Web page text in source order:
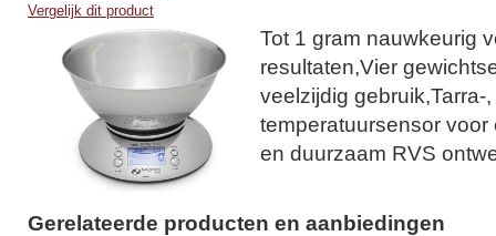
Vergelijk dit product
Tot 1 gram nauwkeurig
resultaten,Vier
veelzijdig gebruik,Tarra-
temperatuursensor voor
en duurzaam RVS
Gerelateerde producten en aanbiedingen